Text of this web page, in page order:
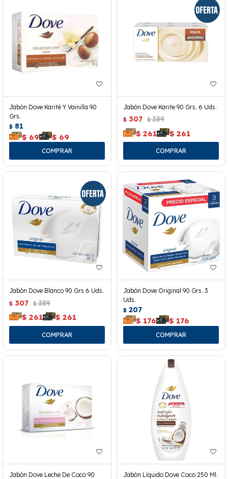
Jabón Dove Karité Y Vainilla 90
Grs.
$ 81
$ 69 $ 69
Jabón Dove Karite 90 Grs. 6 Uds.
$ 307 $ 389
$ 261 $ 261
Jabón Dove Blanco 90 Grs 6 Uds.
$ 307 $ 389
$ 261 $ 261
Jabón Dove Original 90 Grs. 3
Uds.
$ 207
$ 176 $ 176
Jabón Dove Leche De Coco 90
Jabón Líquido Dove Coco 250 Ml.